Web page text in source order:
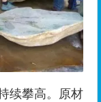
续攀高。原材